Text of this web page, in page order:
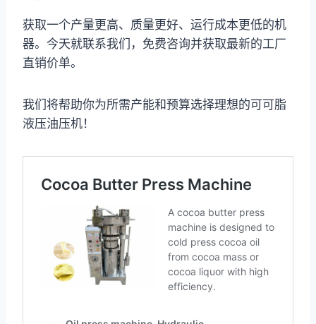
获取一个产量更高、质量更好、运行成本更低的机
器。今天就联系我们，免费咨询并获取最新的工厂
直销价单。
我们将帮助你为所需产能和预算选择理想的可可脂
液压油压机！